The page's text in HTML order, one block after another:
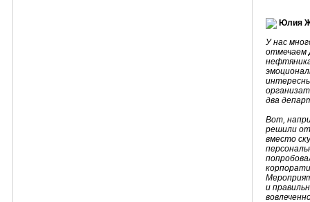
Юлия
У нас
отмечаем
два
Вот,
решили
вместо
и